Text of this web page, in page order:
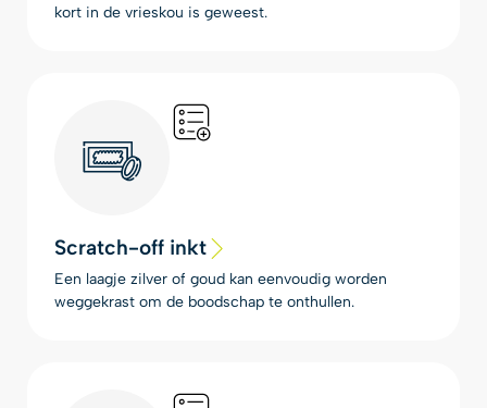
kort in de vrieskou is geweest.
Scratch-off inkt
Een laagje zilver of goud kan eenvoudig worden
weggekrast om de boodschap te onthullen.